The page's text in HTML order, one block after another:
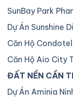
SunBay Park
Dự Án Sunshine
Căn Hộ
Căn Hộ Aio City
ĐẤT NỀN CẦN
Dự Án Aminia